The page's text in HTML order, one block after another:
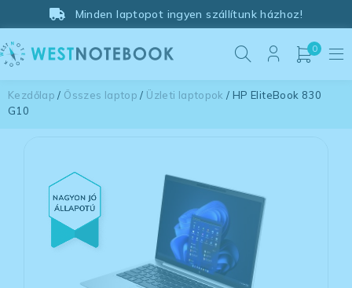
Minden laptopot ingyen szállítunk házhoz!
0
Kezdőlap / Összes laptop / Üzleti laptopok / HP EliteBook 830
G10